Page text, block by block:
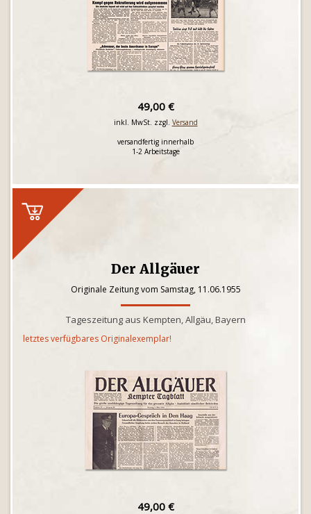
49,00 €
inkl. MwSt. zzgl. Versand
versandfertig innerhalb
1-2 Arbeitstage
Der Allgäuer
Originale Zeitung vom Samstag, 11.06.1955
Tageszeitung aus Kempten, Allgäu, Bayern
letztes verfügbares Originalexemplar!
49,00 €